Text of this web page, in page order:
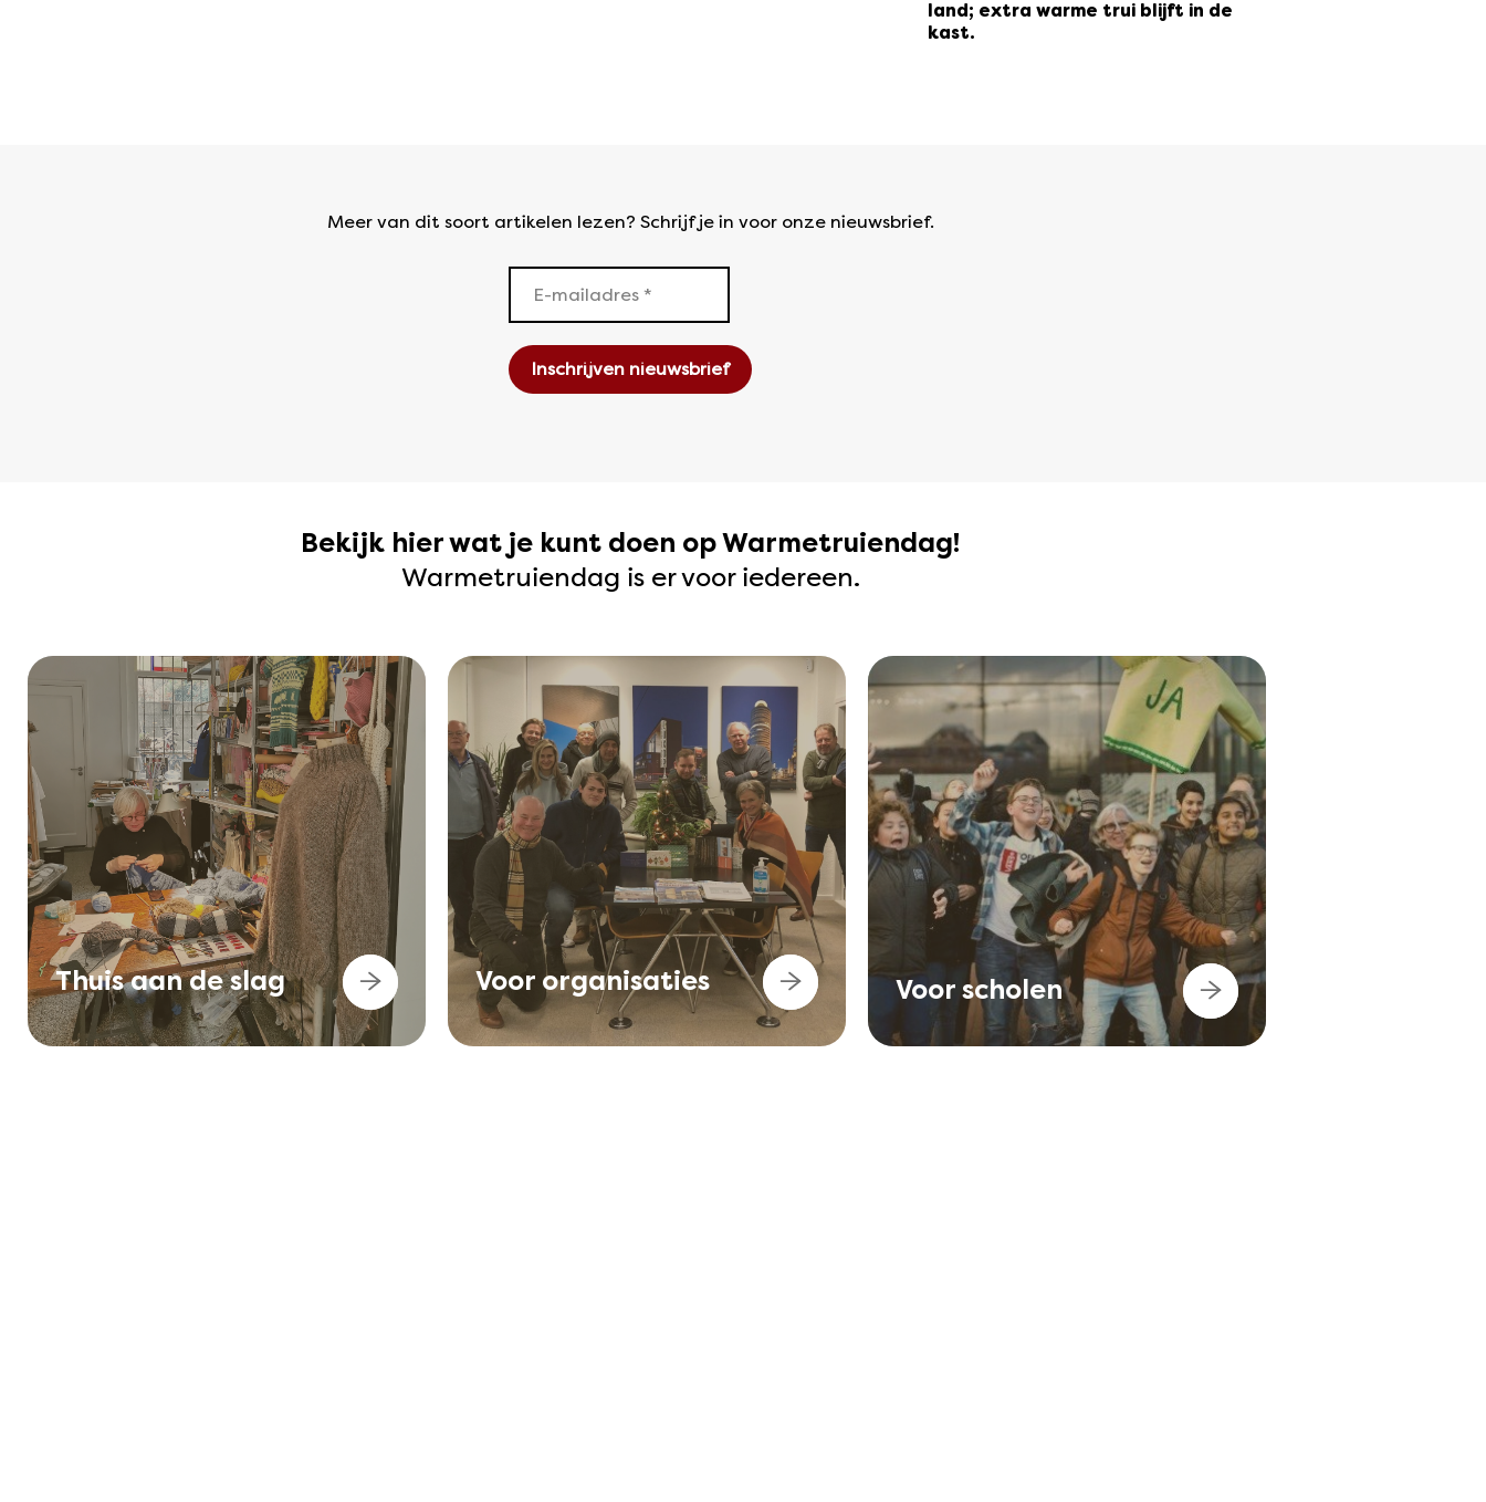
land; extra warme trui blijft in de
kast.
Meer van dit soort artikelen lezen? Schrijf je in voor onze nieuwsbrief.
Bekijk hier wat je kunt doen op Warmetruiendag!
Warmetruiendag is er voor iedereen.
Thuis aan de slag Voor organisaties Voor scholen